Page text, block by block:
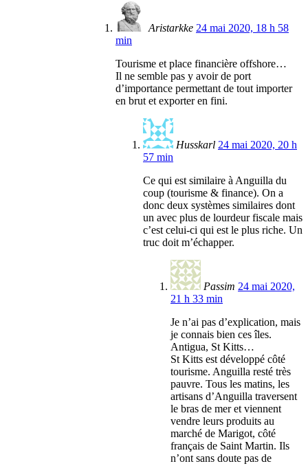
Aristarkke 24 mai 2020, 18 h 58
min
Tourisme et place financière offshore…
Il ne semble pas y avoir de port
d’importance permettant de tout importer
en brut et exporter en fini.
Husskarl 24 mai 2020, 20 h
57 min
Ce qui est similaire à Anguilla du
coup (tourisme & finance). On a
donc deux systèmes similaires dont
un avec plus de lourdeur fiscale mais
c’est celui-ci qui est le plus riche. Un
truc doit m’échapper.
Passim 24 mai 2020,
21 h 33 min
Je n’ai pas d’explication, mais
je connais bien ces îles.
Antigua, St Kitts…
St Kitts est développé côté
tourisme. Anguilla resté très
pauvre. Tous les matins, les
artisans d’Anguilla traversent
le bras de mer et viennent
vendre leurs produits au
marché de Marigot, côté
français de Saint Martin. Ils
n’ont sans doute pas de